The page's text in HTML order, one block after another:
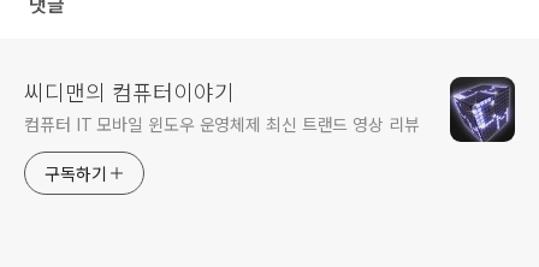
씨디맨의 컴퓨터이야기
컴퓨터 IT 모바일 윈도우 운영체제 최신 트랜드 영상 리뷰
구독하기